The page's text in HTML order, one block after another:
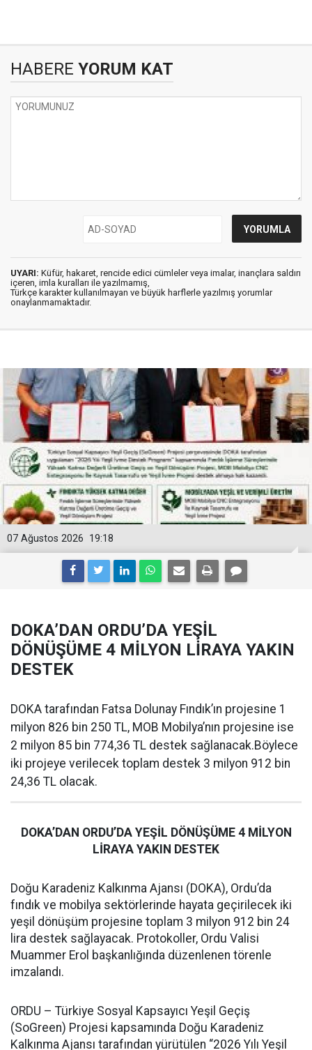
HABERE YORUM KAT
UYARI: Küfür, hakaret, rencide edici cümleler veya imalar, inançlara saldırı
içeren, imla kuralları ile yazılmamış,
Türkçe karakter kullanılmayan ve büyük harflerle yazılmış yorumlar
onaylanmamaktadır.
19:18
07 Ağustos 2026
DOKA’DAN ORDU’DA YEŞİL
DÖNÜŞÜME 4 MİLYON LİRAYA YAKIN
DESTEK
DOKA tarafından Fatsa Dolunay Fındık’ın projesine 1
milyon 826 bin 250 TL, MOB Mobilya’nın projesine ise
2 milyon 85 bin 774,36 TL destek sağlanacak.Böylece
iki projeye verilecek toplam destek 3 milyon 912 bin
24,36 TL olacak.
DOKA’DAN ORDU’DA YEŞİL DÖNÜŞÜME 4 MİLYON
LİRAYA YAKIN DESTEK
Doğu Karadeniz Kalkınma Ajansı (DOKA), Ordu’da
fındık ve mobilya sektörlerinde hayata geçirilecek iki
yeşil dönüşüm projesine toplam 3 milyon 912 bin 24
lira destek sağlayacak. Protokoller, Ordu Valisi
Muammer Erol başkanlığında düzenlenen törenle
imzalandı.
ORDU – Türkiye Sosyal Kapsayıcı Yeşil Geçiş
(SoGreen) Projesi kapsamında Doğu Karadeniz
Kalkınma Ajansı tarafından yürütülen “2026 Yılı Yeşil